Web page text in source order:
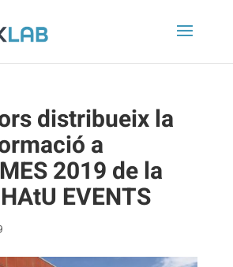
distribueix la
a
2019 de la
EVENTS